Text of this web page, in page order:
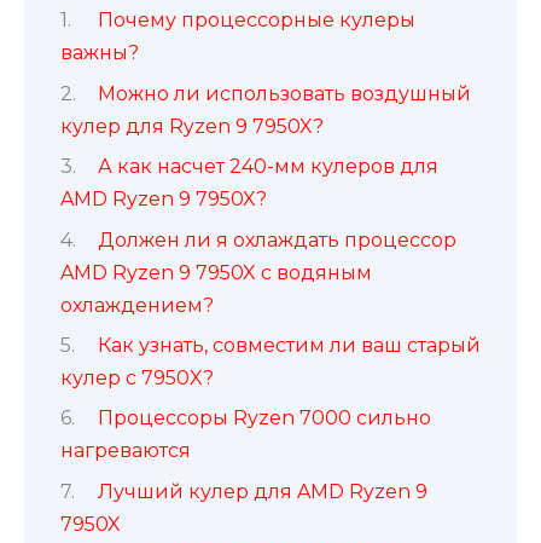
Почему процессорные кулеры
важны?
Можно ли использовать воздушный
кулер для Ryzen 9 7950X?
А как насчет 240-мм кулеров для
AMD Ryzen 9 7950X?
Должен ли я охлаждать процессор
AMD Ryzen 9 7950X с водяным
охлаждением?
Как узнать, совместим ли ваш старый
кулер с 7950X?
Процессоры Ryzen 7000 сильно
нагреваются
Лучший кулер для AMD Ryzen 9
7950X